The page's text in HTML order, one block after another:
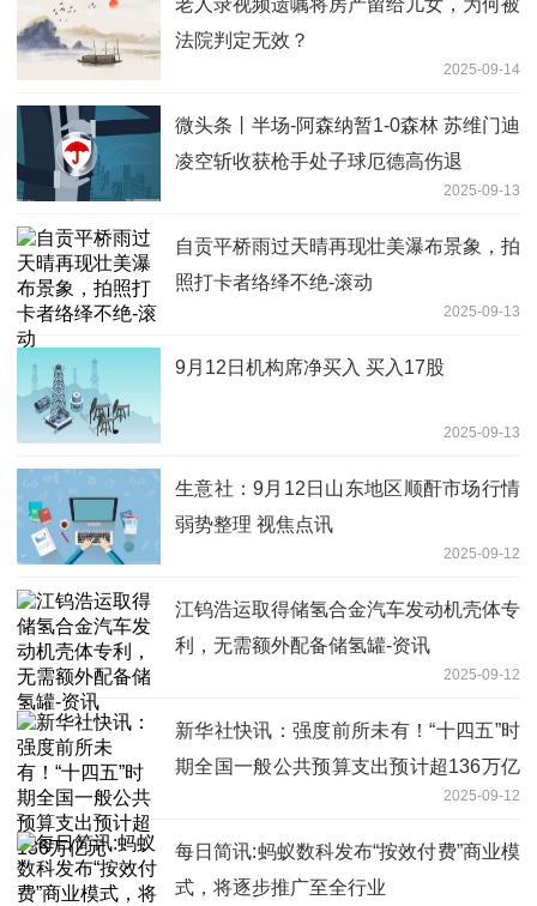
老人录视频遗嘱将房产留给儿女，为何被
法院判定无效？
2025-09-14
微头条丨半场-阿森纳暂1-0森林 苏维门迪
凌空斩收获枪手处子球厄德高伤退
2025-09-13
自贡平桥雨过天晴再现壮美瀑布景象，拍
照打卡者络绎不绝-滚动
2025-09-13
9月12日机构席净买入 买入17股
2025-09-13
生意社：9月12日山东地区顺酐市场行情
弱势整理 视焦点讯
2025-09-12
江钨浩运取得储氢合金汽车发动机壳体专
利，无需额外配备储氢罐-资讯
2025-09-12
新华社快讯：强度前所未有！“十四五”时
期全国一般公共预算支出预计超136万亿
2025-09-12
每日简讯:蚂蚁数科发布“按效付费”商业模
式，将逐步推广至全行业